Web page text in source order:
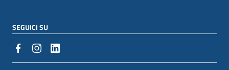
SEGUICI SU